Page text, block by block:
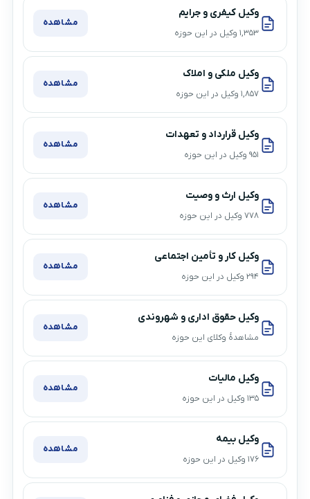
وکیل کیفری و جرایم
۱,۳۵۳ وکیل در این حوزه
مشاهده
وکیل ملکی و املاک
۱,۸۵۷ وکیل در این حوزه
مشاهده
وکیل قرارداد و تعهدات
۹۵۱ وکیل در این حوزه
مشاهده
وکیل ارث و وصیت
۷۷۸ وکیل در این حوزه
مشاهده
وکیل کار و تأمین اجتماعی
۲۹۴ وکیل در این حوزه
مشاهده
وکیل حقوق اداری و شهروندی
مشاهدهٔ وکلای این حوزه
مشاهده
وکیل مالیات
۱۳۵ وکیل در این حوزه
مشاهده
وکیل بیمه
۱۷۶ وکیل در این حوزه
مشاهده